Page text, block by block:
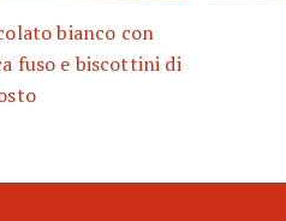
bianco con
fuso e biscottini di